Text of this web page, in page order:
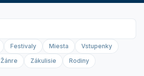
Festivaly Miesta
Vstupenky
Žánre Zákulisie Rodiny